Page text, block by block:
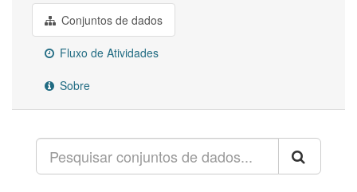
Conjuntos de dados
Fluxo de Atividades
Sobre